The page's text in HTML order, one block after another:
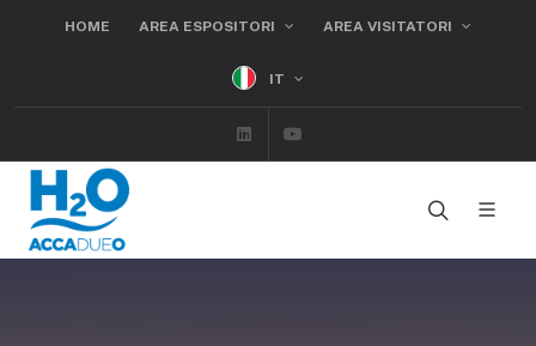
HOME AREA ESPOSITORI AREA VISITATORI
IT
Linkedin